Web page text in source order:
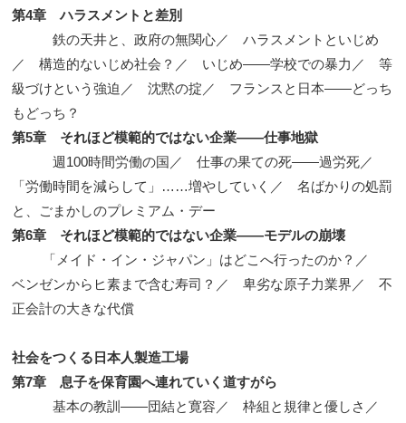
第4章 ハラスメントと差別
鉄の天井と、政府の無関心／ ハラスメントといじめ
／ 構造的ないじめ社会？／ いじめ——学校での暴力／ 等
級づけという強迫／ 沈黙の掟／ フランスと日本——どっち
もどっち？
第5章 それほど模範的ではない企業——仕事地獄
週100時間労働の国／ 仕事の果ての死——過労死／
「労働時間を減らして」……増やしていく／ 名ばかりの処罰
と、ごまかしのプレミアム・デー
第6章 それほど模範的ではない企業——モデルの崩壊
「メイド・イン・ジャパン」はどこへ行ったのか？／
ベンゼンからヒ素まで含む寿司？／ 卑劣な原子力業界／ 不
正会計の大きな代償
社会をつくる日本人製造工場
第7章 息子を保育園へ連れていく道すがら
基本の教訓——団結と寛容／ 枠組と規律と優しさ／